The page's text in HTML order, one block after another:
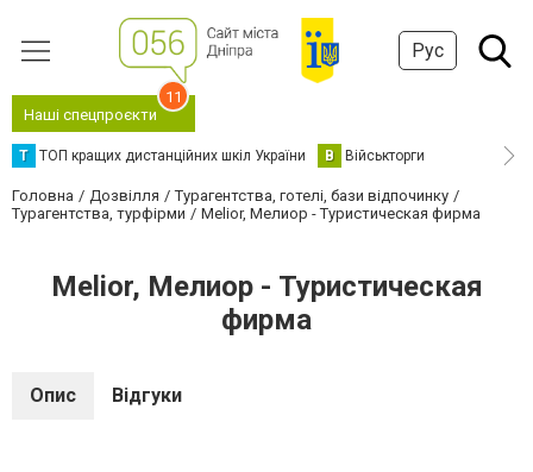
Рус
Наші спецпроєкти
11
Т ТОП кращих дистанційних шкіл України В Військторги
Головна Дозвілля
Турагентства, готелі, бази відпочинку
Турагентства, турфірми
Melior, Мелиор - Туристическая фирма
Melior, Мелиор - Туристическая
фирма
Опис Відгуки